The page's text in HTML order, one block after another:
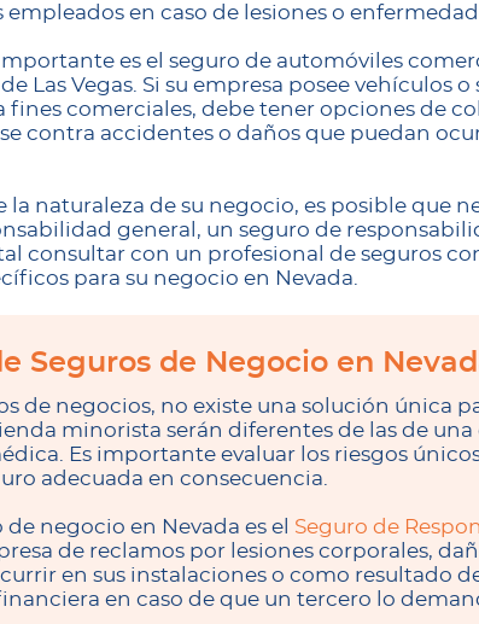
empleados en caso de lesiones o
es el seguro de automóviles
Las Vegas. Si su empresa posee vehículos
fines comerciales, debe tener opciones de
contra accidentes o daños que puedan
naturaleza de su negocio, es posible que
general, un seguro de
consultar con un profesional de seguros
para su negocio en Nevada.
Seguros de Negocio en
de negocios, no existe una solución única
minorista serán diferentes de las de
Es importante evaluar los riesgos
adecuada en consecuencia.
negocio en Nevada es el Seguro de
de reclamos por lesiones corporales,
en sus instalaciones o como resultado
en caso de que un tercero lo